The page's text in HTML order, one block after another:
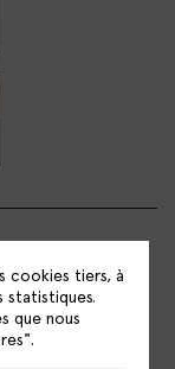
DE
cookies tiers, à
statistiques.
que nous